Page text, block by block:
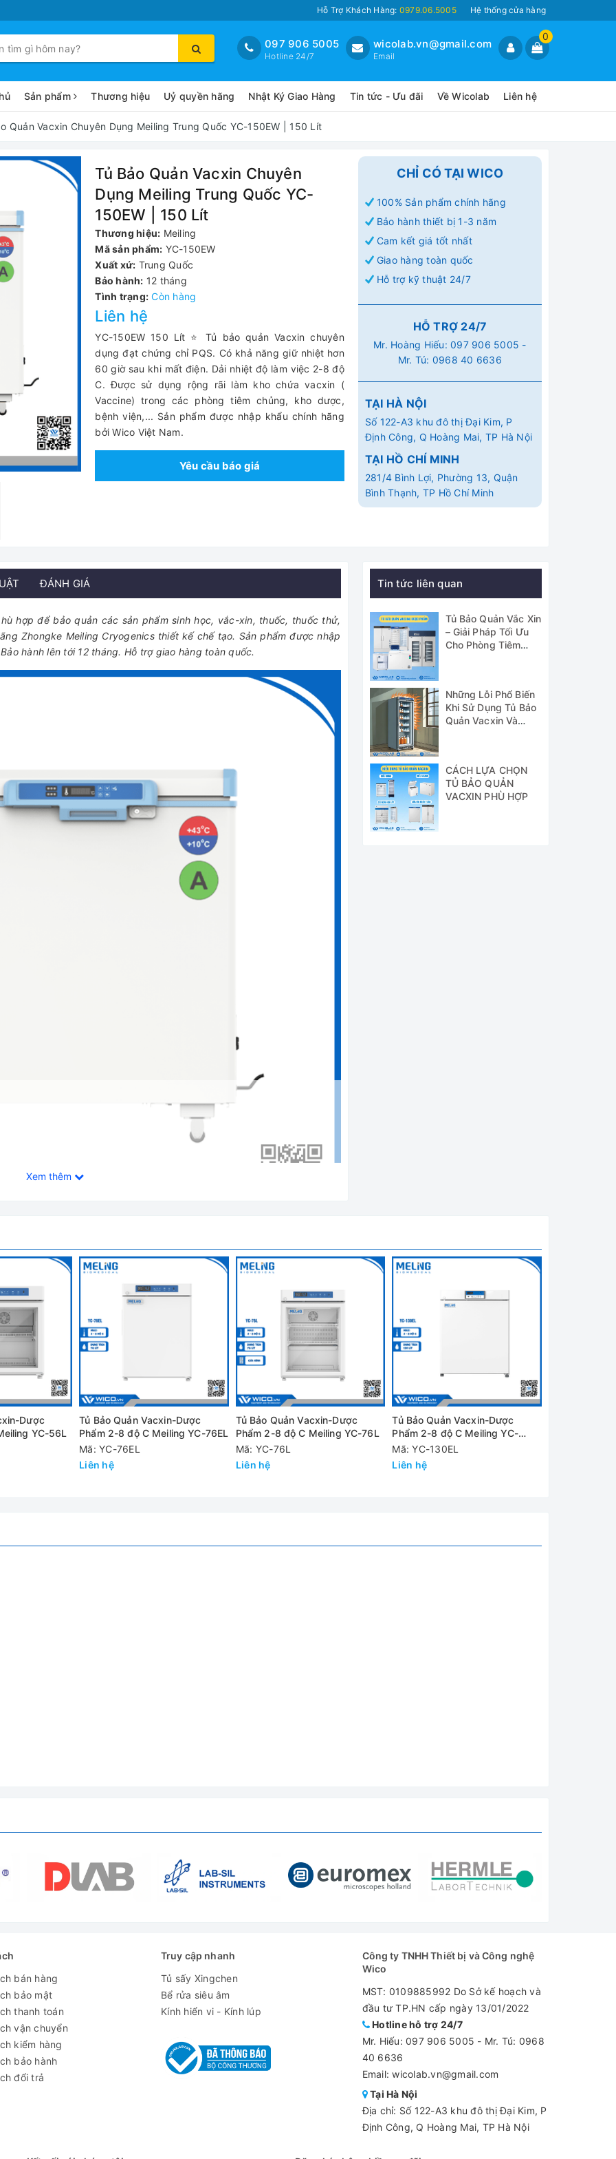
Hỗ Trợ Khách Hàng: 0979.06.5005 Hệ thống cửa hàng
0
wicolab.vn@gmail.com
Email
097 906 5005
Hotline 24/7
Sản phẩm Thương hiệu Uỷ quyền hãng Nhật Ký Giao Hàng Tin tức - Ưu đãi Về Wicolab Liên hệ
Quản Vacxin Chuyên Dụng Meiling Trung Quốc YC-150EW | 150 Lít
Tủ Bảo Quản Vacxin Chuyên
Dụng Meiling Trung Quốc YC-
150EW | 150 Lít
Thương hiệu: Meiling
Mã sản phẩm: YC-150EW
Xuất xứ: Trung Quốc
Bảo hành: 12 tháng
Tình trạng: Còn hàng
Liên hệ
YC-150EW 150 Lít ⭐ Tủ bảo quản Vacxin chuyên
dụng đạt chứng chỉ PQS. Có khả năng giữ nhiệt hơn
60 giờ sau khi mất điện. Dải nhiệt độ làm việc 2-8 độ
C. Được sử dụng rộng rãi làm kho chứa vacxin (
Vaccine) trong các phòng tiêm chủng, kho dược,
bệnh viện,... Sản phẩm được nhập khẩu chính hãng
bởi Wico Việt Nam.
Yêu cầu báo giá
CHỈ CÓ TẠI WICO
100% Sản phẩm chính hãng
Bảo hành thiết bị 1-3 năm
Cam kết giá tốt nhất
Giao hàng toàn quốc
Hỗ trợ kỹ thuật 24/7
HỖ TRỢ 24/7
Mr. Hoàng Hiếu:097 906 5005 -
Mr. Tú: 0968 40 6636
TẠI HÀ NỘI
Số 122-A3 khu đô thị Đại Kim, P
Định Công, Q Hoàng Mai, TP Hà Nội
TẠI HỒ CHÍ MINH
281/4 Bình Lợi, Phường 13, Quận
Bình Thạnh, TP Hồ Chí Minh
ĐÁNH GIÁ
hợp để bảo quản các sản phẩm sinh học, vắc-xin, thuốc, thuốc thử,
Zhongke Meiling Cryogenics thiết kế chế tạo. Sản phẩm được nhập
hành lên tới 12 tháng. Hỗ trợ giao hàng toàn quốc.
Meiling YC-150EW
đảm bảo nhiệt độ bên trong luôn ổn định;
chứa Freon thân thiện với môi trường
8 độ C. Bước tăng 0.1 độ C
Từ 10 đến 43 độ C
Xem thêm
Tin tức liên quan
Tủ Bảo Quản Vắc Xin
– Giải Pháp Tối Ưu
Cho Phòng Tiêm
Những Lỗi Phổ Biến
Khi Sử Dụng Tủ Bảo
Quản Vacxin Và
CÁCH LỰA CHỌN
TỦ BẢO QUẢN
VACXIN PHÙ HỢP
Dược
YC-56L
Tủ Bảo Quản Vacxin-Dược
Phẩm 2-8 độ C Meiling YC-76EL
Mã: YC-76EL
Liên hệ
Tủ Bảo Quản Vacxin-Dược
Phẩm 2-8 độ C Meiling YC-76L
Mã: YC-76L
Liên hệ
Tủ Bảo Quản Vacxin-Dược
Phẩm 2-8 độ C Meiling YC-
130EL
Mã: YC-130EL
Liên hệ
bán hàng
bảo mật
thanh toán
vận chuyển
kiểm hàng
bảo hành
đổi trả
Truy cập nhanh
Tủ sấy Xingchen
Bể rửa siêu âm
Kính hiển vi - Kính lúp
Công ty TNHH Thiết bị và Công nghệ
Wico
MST: 0109885992 Do Sở kế hoạch và
đầu tư TP.HN cấp ngày 13/01/2022
Hotline hỗ trợ 24/7
Mr. Hiếu: 097 906 5005 - Mr. Tú: 0968
40 6636
Email: wicolab.vn@gmail.com
Tại Hà Nội
Địa chỉ: Số 122-A3 khu đô thị Đại Kim, P
Định Công, Q Hoàng Mai, TP Hà Nội